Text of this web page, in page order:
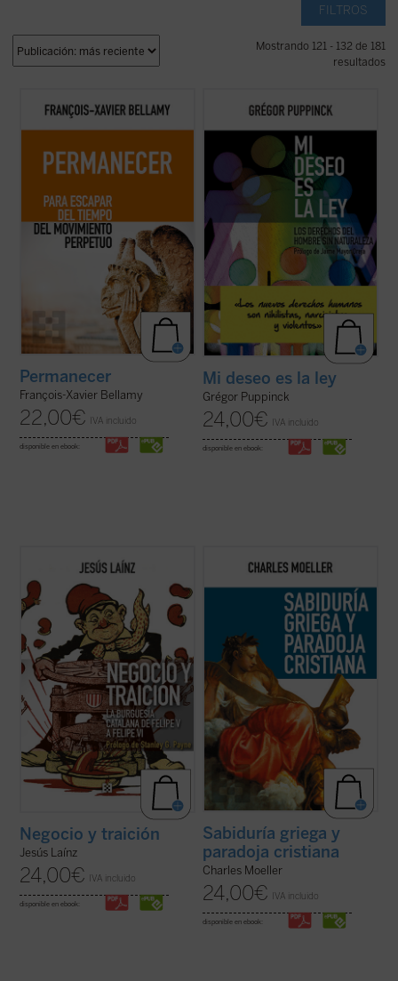
FILTROS
Mostrando 121 - 132 de 181
resultados
Bellamy nos presenta un elogio de la
permanencia exponiendo las
hasta aquí, el autor nos anima a
detenernos, a disfrutar ... (ver ficha)
Permanecer
François-Xavier Bellamy
22,00€ IVA incluido
disponible en ebook:
Este libro aborda la transformación en la
concepción del hombre en virtud de la
humanos. Para ello compara la intención
original de los redactores de la Declaración
Universal, tal como aparece en los ...(ver
ficha)
Mi deseo es la ley
Grégor Puppinck
24,00€ IVA incluido
disponible en ebook:
De esta nueva versión, muy ampliada, de
privilegio catalán, ha dicho Stanley Payne:
Negocio y traiciónes una contribución
clave en este momento de división y
debilidad cívicas, porque su enfoque
subraya del modo más ...(ver ficha)
Negocio y traición
Jesús Laínz
24,00€ IVA incluido
disponible en ebook:
Moeller analiza y contrasta las relaciones
entre el mundo griego y el cristianismo a
del mal, del pecado y de la libertad,
ciñéndose a grandes autores como Virgilio,
Shakespeare, Platón y Dostoievski. El ...
Sabiduría griega y
paradoja cristiana
Charles Moeller
24,00€ IVA incluido
disponible en ebook: